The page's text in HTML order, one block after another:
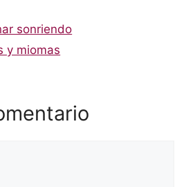
sonriendo
y miomas